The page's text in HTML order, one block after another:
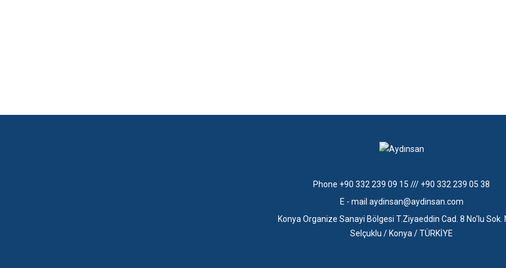
Phone +90 332 239 09 15 /// +90 332 239 05 38
E - mail aydinsan@aydinsan.com
Konya Organize Sanayi Bölgesi T.Ziyaeddin Cad. 8 No'lu Sok.
Selçuklu / Konya / TÜRKİYE